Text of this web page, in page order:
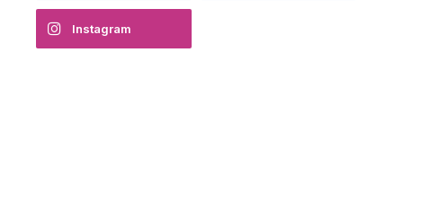
Instagram